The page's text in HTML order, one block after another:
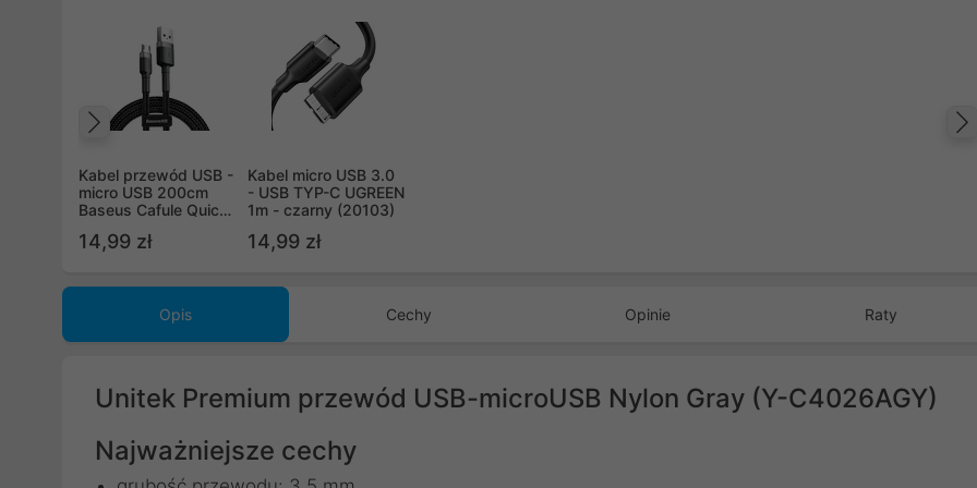
Kabel przewód USB -
micro USB 200cm
Baseus Cafule Quick
obsługą szybkiego
14,99 zł
Kabel micro USB 3.0
- USB TYP-C UGREEN
1m - czarny (20103)
14,99 zł
Poprzedni
Opis Cechy Opinie Raty
Unitek Premium przewód USB-microUSB Nylon Gray (Y-C4026AGY)
Najważniejsze cechy